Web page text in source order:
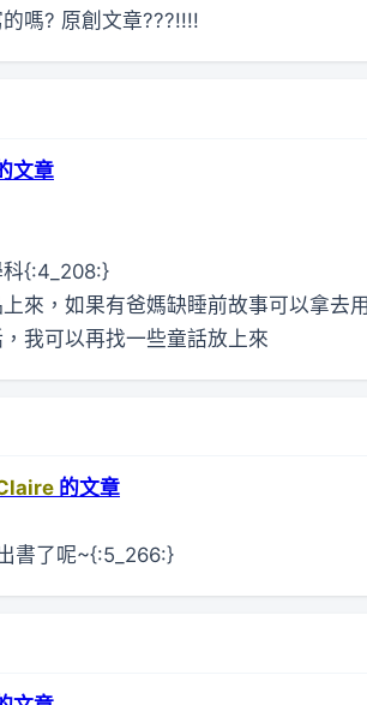
嗎? 原創文章???!!!!
文章
{:4_208:}
來，如果有爸媽缺睡前故事可以拿去用
我可以再找一些童話放上來
的文章
書了呢~{:5_266:}